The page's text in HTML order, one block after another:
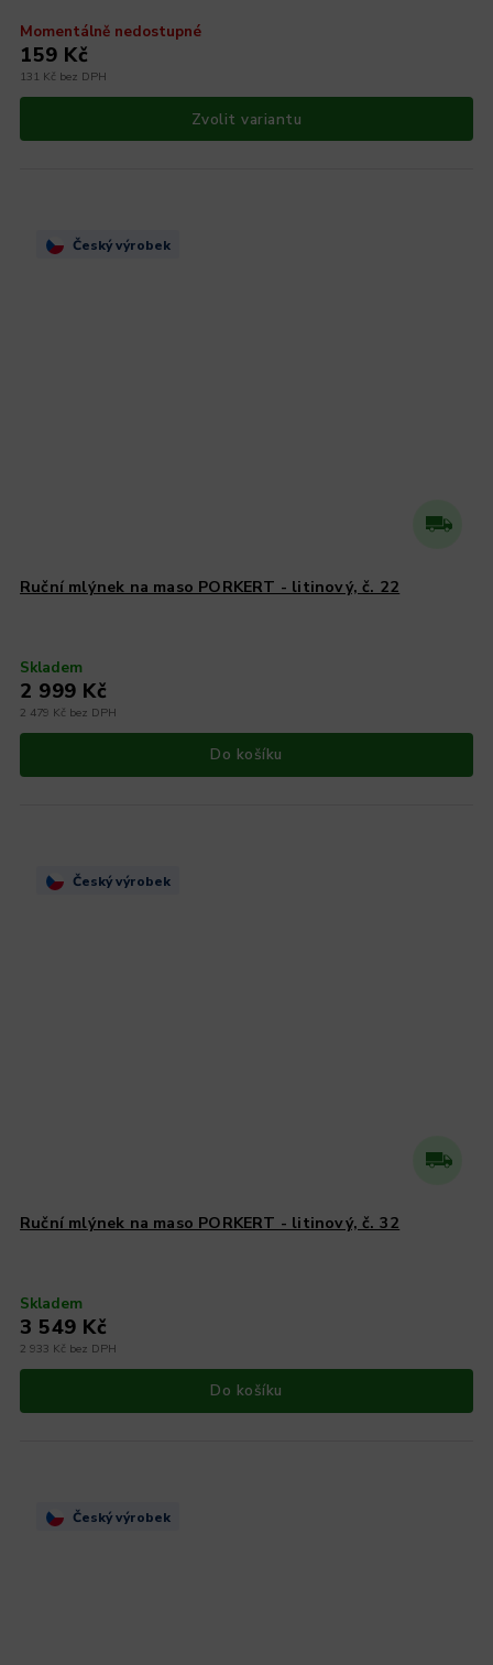
Momentálně nedostupné
131 Kč bez DPH
159 Kč
Zvolit variantu
Český výrobek
Ruční mlýnek na maso PORKERT - litinový, č. 22
Skladem
2 479 Kč bez DPH
2 999 Kč
Do košíku
Český výrobek
Ruční mlýnek na maso PORKERT - litinový, č. 32
Skladem
2 933 Kč bez DPH
3 549 Kč
Do košíku
Český výrobek